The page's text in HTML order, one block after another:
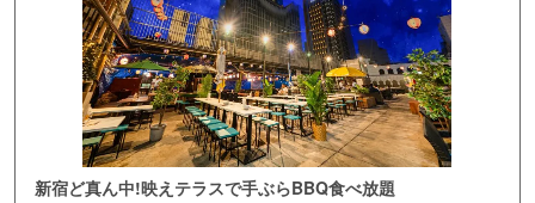
新宿ど真ん中!映えテラスで手ぶらBBQ食べ放題